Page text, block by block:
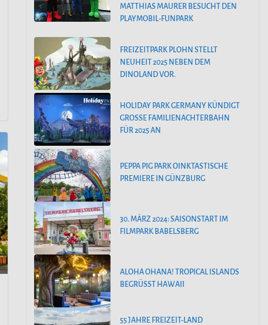
MATTHIAS MAURER BESUCHT DEN
PLAYMOBIL-FUNPARK
FREIZEITPARK PLOHN STELLT
NEUHEIT 2025 NEBEN DEM
DINOLAND VOR.
HOLIDAY PARK GERMANY KÜNDIGT
GROSSE FAMILIENACHTERBAHN F
ÜR 2025 AN
PEPPA PIG PARK OINKTASTISCHE
PREMIERE IN GÜNZBURG
30. MÄRZ 2024: SAISONSTART IM
FILMPARK BABELSBERG
ALOHA OHANA! TROPICAL ISLANDS
BEGRÜSST HAWAII
55 JAHRE FREIZEIT-LAND